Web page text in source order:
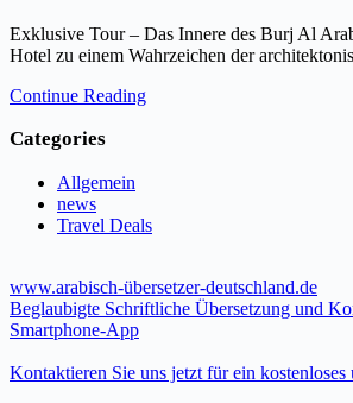
Exklusive Tour – Das Innere des Burj Al
Hotel zu einem Wahrzeichen der
Continue Reading
Categories
Allgemein
news
Travel Deals
www.arabisch-übersetzer-deutschland.de
Beglaubigte Schriftliche Übersetzung und
Smartphone-App
Kontaktieren Sie uns jetzt für ein